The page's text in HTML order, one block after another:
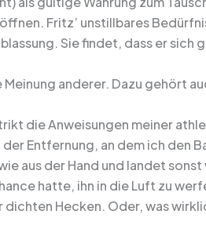
Fritz’ unstillbares
Sie findet, dass er sich
anderer. Dazu gehört
die Anweisungen meiner
Entfernung, an dem ich den
aus der Hand und landet sonst
hatte, ihn in die Luft zu
Hecken. Oder, was